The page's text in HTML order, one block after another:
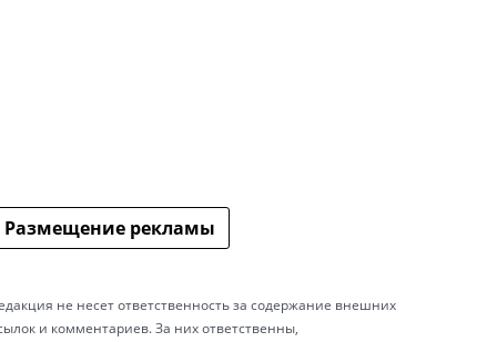
Размещение рекламы
не несет ответственность за содержание внешних
и комментариев. За них ответственны,